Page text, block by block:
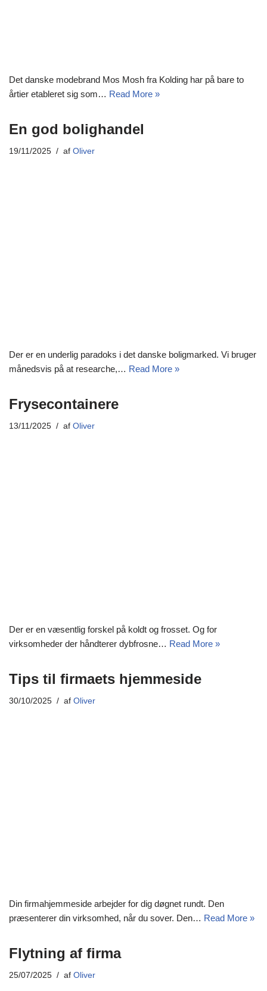
Det danske modebrand Mos Mosh fra Kolding har på bare to
årtier etableret sig som… Read More »
En god bolighandel
19/11/2025 af Oliver
Der er en underlig paradoks i det danske boligmarked. Vi bruger
månedsvis på at researche,… Read More »
Frysecontainere
13/11/2025 af Oliver
Der er en væsentlig forskel på koldt og frosset. Og for
virksomheder der håndterer dybfrosne… Read More »
Tips til firmaets hjemmeside
30/10/2025 af Oliver
Din firmahjemmeside arbejder for dig døgnet rundt. Den
præsenterer din virksomhed, når du sover. Den… Read More »
Flytning af firma
25/07/2025 af Oliver